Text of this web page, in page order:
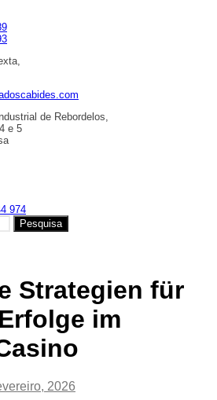
de Rebordelos,
e 5
974
Pesquisa
Strategien für
im
2026